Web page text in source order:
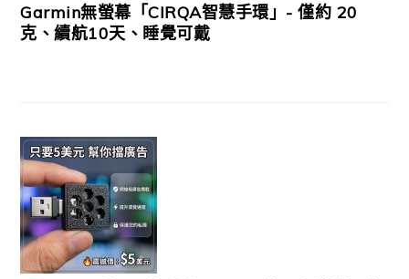
Garmin無螢幕「CIRQA智慧手環」- 僅約 20
克、續航10天、睡覺可戴